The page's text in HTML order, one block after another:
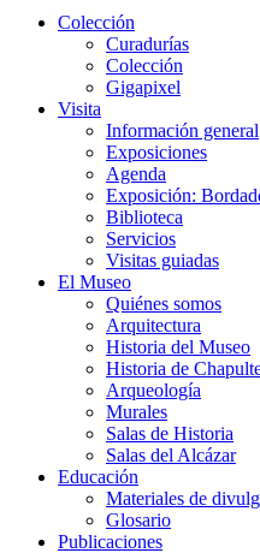
Colección
Curadurías
Colección
Gigapixel
Visita
Información general
Exposiciones
Agenda
Exposición:
Biblioteca
Servicios
Visitas guiadas
El Museo
Quiénes somos
Arquitectura
Historia del Museo
Historia de
Arqueología
Murales
Salas de Historia
Salas del Alcázar
Educación
Materiales de
Glosario
Publicaciones